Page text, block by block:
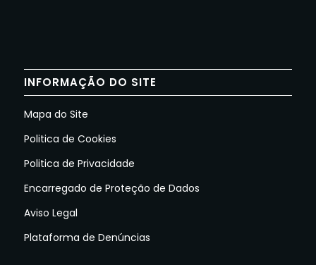
INFORMAÇÃO DO SITE
Mapa do Site
Politica de Cookies
Politica de Privacidade
Encarregado de Proteção de Dados
Aviso Legal
Plataforma de Denúncias